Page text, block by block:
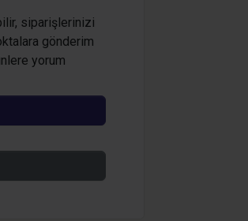
siparişlerinizi
gönderim
yorum